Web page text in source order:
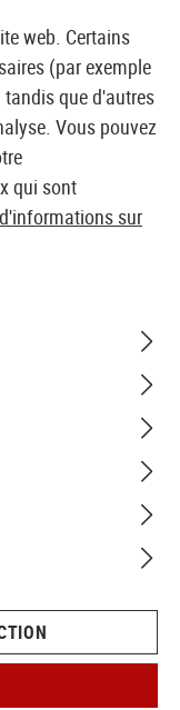
AIRSOFT
Airsoft
web. Certains
(par exemple
que d'autres
Vous pouvez
qui sont
sur